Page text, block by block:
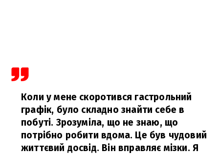
Коли у мене скоротився гастрольний
графік, було складно знайти себе в
побуті. Зрозуміла, що не знаю, що
потрібно робити вдома. Це був чудовий
життєвий досвід. Він вправляє мізки. Я